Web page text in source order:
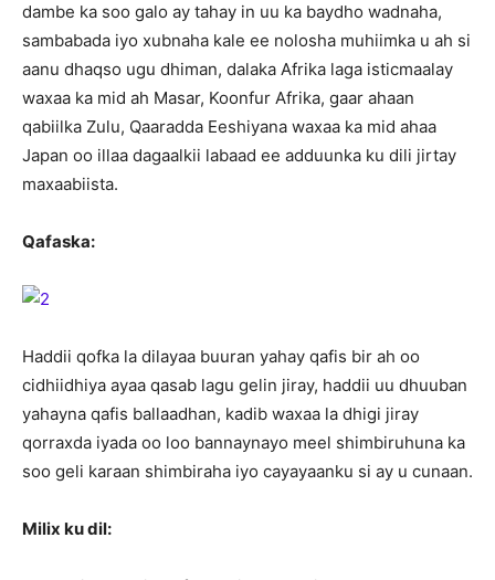
dambe ka soo galo ay tahay in uu ka baydho wadnaha,
sambabada iyo xubnaha kale ee nolosha muhiimka u ah si
aanu dhaqso ugu dhiman, dalaka Afrika laga isticmaalay
waxaa ka mid ah Masar, Koonfur Afrika, gaar ahaan
qabiilka Zulu, Qaaradda Eeshiyana waxaa ka mid ahaa
Japan oo illaa dagaalkii labaad ee adduunka ku dili jirtay
maxaabiista.
Qafaska:
Haddii qofka la dilayaa buuran yahay qafis bir ah oo
cidhiidhiya ayaa qasab lagu gelin jiray, haddii uu dhuuban
yahayna qafis ballaadhan, kadib waxaa la dhigi jiray
qorraxda iyada oo loo bannaynayo meel shimbiruhuna ka
soo geli karaan shimbiraha iyo cayayaanku si ay u cunaan.
Milix ku dil: